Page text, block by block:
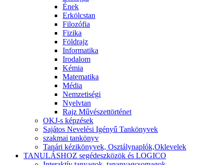
Ének
Erkölcstan
Filozófia
Fizika
Földrajz
Informatika
Irodalom
Kémia
Matematika
Média
Nemzetiségi
Nyelvtan
Rajz Művészettörténet
OKJ-s képzések
Sajátos Nevelési Igényű Tankönyvek
szakmai tankönyv
Tanári kézikönyvek, Osztálynaplók,Oklevelek
TANULÁSHOZ segédeszközök és LOGICO